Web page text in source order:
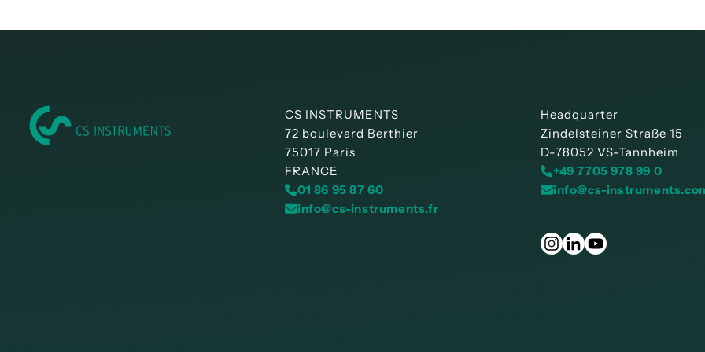
CS INSTRUMENTS
72 boulevard Berthier
75017 Paris
FRANCE
01 86 95 87 60
info@cs-instruments.fr
Headquarter
Zindelsteiner Straße 15
D-78052 VS-Tannheim
+49 7705 978 99 0
info@cs-